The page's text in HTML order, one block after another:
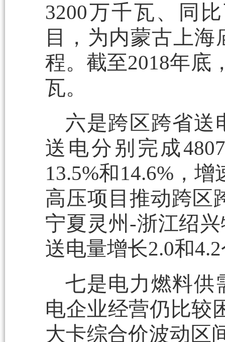
3200万千瓦、同
目，为内蒙古上海
程。截至2018年底
瓦。
六是跨区跨省送
送电分别完成
13.5%和14.6%，
高压项目推动跨区
宁夏灵州-浙江绍
送电量增长2.0和
七是电力燃料供
电企业经营仍比较
大卡综合价波动区